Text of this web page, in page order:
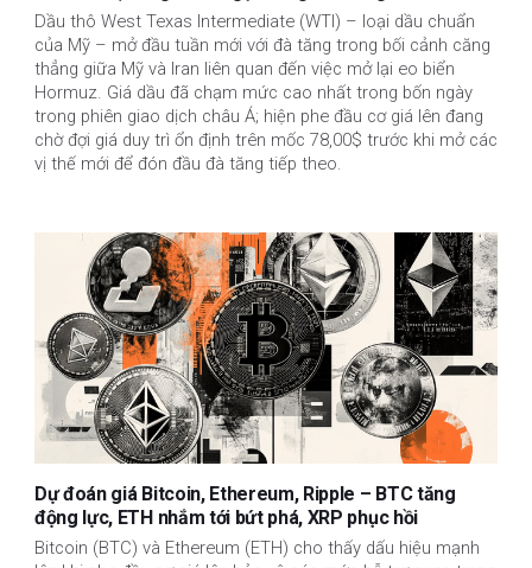
Dầu thô West Texas Intermediate (WTI) – loại dầu chuẩn
của Mỹ – mở đầu tuần mới với đà tăng trong bối cảnh căng
thẳng giữa Mỹ và Iran liên quan đến việc mở lại eo biển
Hormuz. Giá dầu đã chạm mức cao nhất trong bốn ngày
trong phiên giao dịch châu Á; hiện phe đầu cơ giá lên đang
chờ đợi giá duy trì ổn định trên mốc 78,00$ trước khi mở các
vị thế mới để đón đầu đà tăng tiếp theo.
Dự đoán giá Bitcoin, Ethereum, Ripple – BTC tăng
động lực, ETH nhắm tới bứt phá, XRP phục hồi
Bitcoin (BTC) và Ethereum (ETH) cho thấy dấu hiệu mạnh